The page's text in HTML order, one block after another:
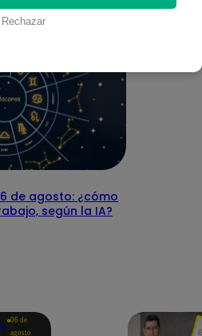
de agosto: ¿cómo
según la IA?
06 de
agosto
Rechazar